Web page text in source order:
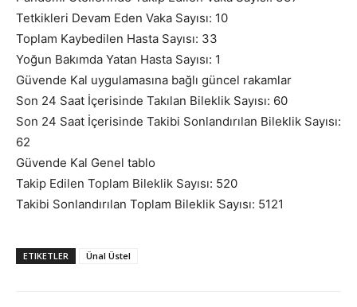
Tetkikleri Devam Eden Vaka Sayısı: 10
Toplam Kaybedilen Hasta Sayısı: 33
Yoğun Bakımda Yatan Hasta Sayısı: 1
Güvende Kal uygulamasına bağlı güncel rakamlar
Son 24 Saat İçerisinde Takılan Bileklik Sayısı: 60
Son 24 Saat İçerisinde Takibi Sonlandırılan Bileklik Sayısı:
62
Güvende Kal Genel tablo
Takip Edilen Toplam Bileklik Sayısı: 520
Takibi Sonlandırılan Toplam Bileklik Sayısı: 5121
ETIKETLER Ünal Üstel